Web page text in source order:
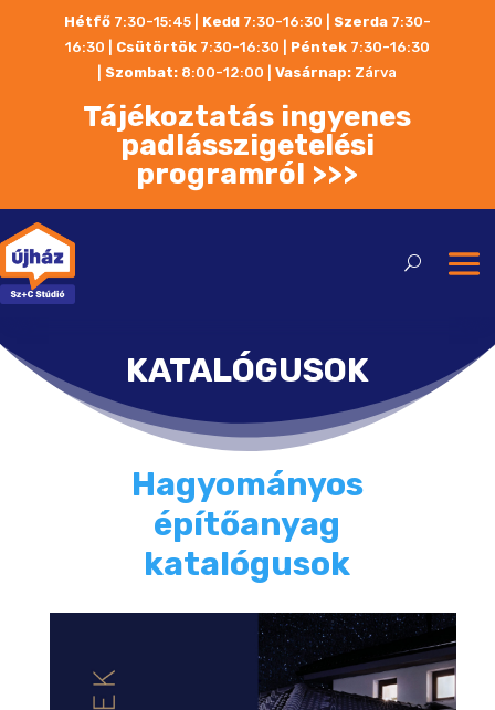
Hétfő7:30-15:45 | Kedd7:30-16:30 | Szerda7:30-
16:30 | Csütörtök7:30-16:30 | Péntek7:30-16:30
|Szombat: 8:00-12:00 |Vasárnap: Zárva
Tájékoztatás ingyenes
padlásszigetelési
programról >>>
KATALÓGUSOK
Hagyományos
építőanyag
katalógusok